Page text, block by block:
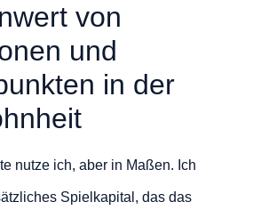
von
und
in der
nutze ich, aber in Maßen. Ich
Spielkapital, das das